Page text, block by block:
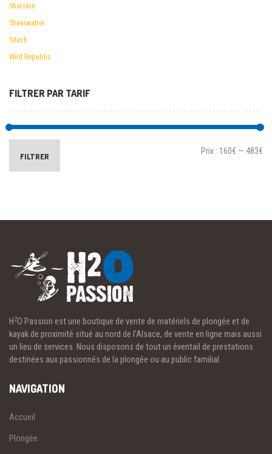
Sharskin
Shearwatrer
Sitech
Wild Republic
FILTRER PAR TARIF
FILTRER
Prix : 160€ — 483€
H 2O Passion est une boutique de vente de matériels de plongée et de
kayak de proximité situé au nord de l'Alsace, de vente en ligne mais aussi
un lieu de services. Nous disposons de tout un éventail de prestations
destinées aux passionnés de la plongée ou au public familial.
NAVIGATION
Accueil
Plongée